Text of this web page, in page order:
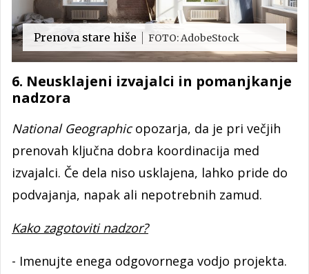
Prenova stare hiše FOTO: AdobeStock
6. Neusklajeni izvajalci in pomanjkanje
nadzora
National Geographicopozarja, da je pri večjih
prenovah ključna dobra koordinacija med
izvajalci. Če dela niso usklajena, lahko pride do
podvajanja, napak ali nepotrebnih zamud.
Kako zagotoviti nadzor?
- Imenujte enega odgovornega vodjo projekta.